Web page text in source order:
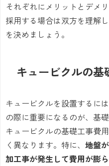
それぞれにメリットとデメ
採用する場合は双方を理解
を決めましょう。
キュービクルの
キュービクルを設置するに
の際に重要になるのが、基
キュービクルの基礎工事費
く異なります。特に、 地盤
加工事が発生して費用が膨